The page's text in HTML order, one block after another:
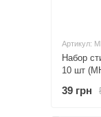
Артикул:
Набор
10 шт
39 грн